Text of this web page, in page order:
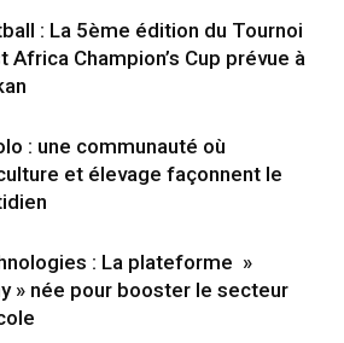
: La 5ème édition du Tournoi
Africa Champion’s Cup prévue à
: une communauté où
et élevage façonnent le
: La plateforme »
» née pour booster le secteur